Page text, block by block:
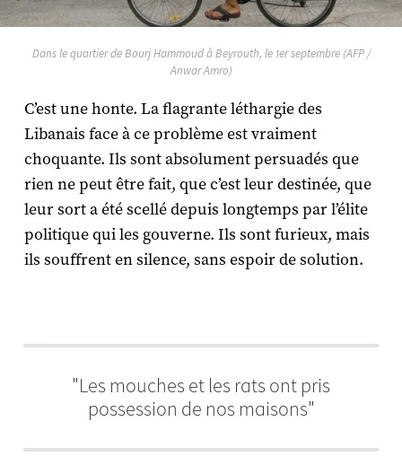
Dans le quartier de Bourj Hammoud à Beyrouth, le 1er septembre (AFP /
Anwar Amro)
C’est une honte. La flagrante léthargie des
Libanais face à ce problème est vraiment
choquante. Ils sont absolument persuadés que
rien ne peut être fait, que c’est leur destinée, que
leur sort a été scellé depuis longtemps par l’élite
politique qui les gouverne. Ils sont furieux, mais
ils souffrent en silence, sans espoir de solution.
"Les mouches et les rats ont pris
possession de nos maisons"